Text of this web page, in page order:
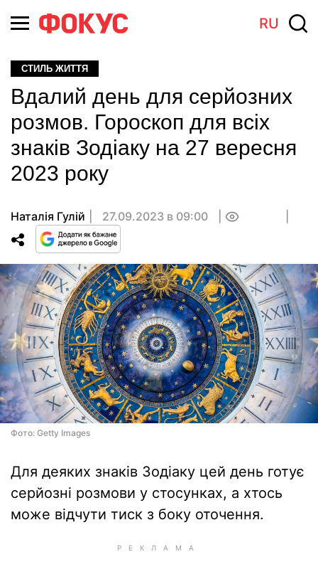
RU
СТИЛЬ ЖИТТЯ
Вдалий день для серйозних
розмов. Гороскоп для всіх
знаків Зодіаку на 27 вересня
2023 року
Наталія Гулій 27.09.2023 в 09:00
Фото: Getty Images
Для деяких знаків Зодіаку цей день готує
серйозні розмови у стосунках, а хтось
може відчути тиск з боку оточення.